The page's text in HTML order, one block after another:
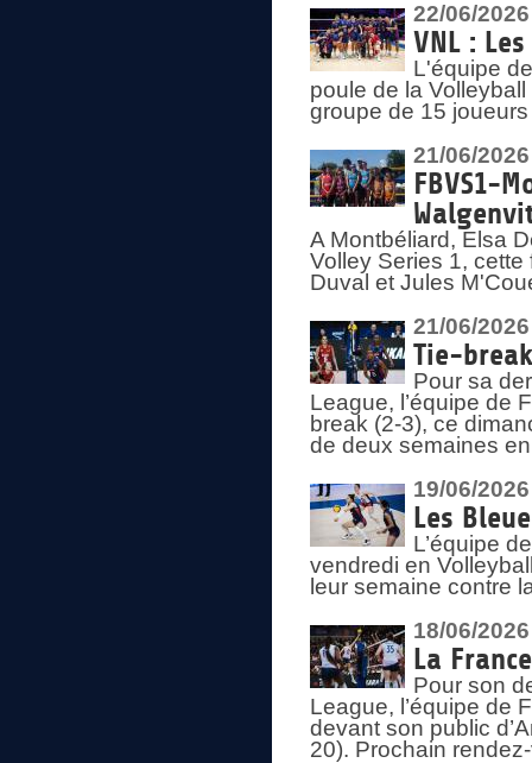
22/06/2026
VNL :
L'équipe
poule de la
groupe de 15
21/06/2026
FBVS1-
A Montbéliard, Elsa
Volley Series 1,
Duval et Jules
21/06/2026
Tie-
Pour sa
League, l’équipe de
break (2-3), ce
de deux semaines
19/06/2026
Les
L’équipe
vendredi en
leur semaine contre
18/06/2026
La
Pour son
League, l’équipe de
devant son public
20). Prochain